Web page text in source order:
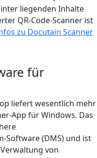
liegenden Inhalte
QR-Code-Scanner ist
zu Docutain Scanner
für
liefert wesentlich mehr
App für Windows. Das
Software (DMS) und ist
von